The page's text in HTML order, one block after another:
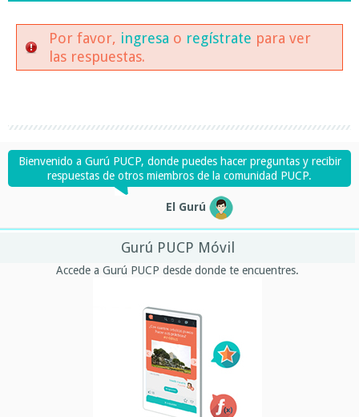
Por favor, ingresa o regístrate para ver
las respuestas.
Bienvenido a Gurú PUCP, donde puedes hacer preguntas y recibir
respuestas de otros miembros de la comunidad PUCP.
El Gurú
Gurú PUCP Móvil
Accede a Gurú PUCP desde donde te encuentres.